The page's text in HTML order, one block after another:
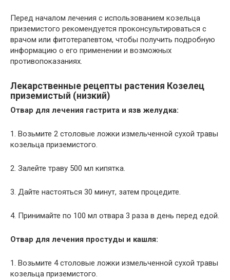
Перед началом лечения с использованием козельца
приземистого рекомендуется проконсультироваться с
врачом или фитотерапевтом, чтобы получить подробную
информацию о его применении и возможных
противопоказаниях.
Лекарственные рецепты растения Козелец
приземистый (низкий)
Отвар для лечения гастрита и язв желудка:
1. Возьмите 2 столовые ложки измельченной сухой травы
козельца приземистого.
2. Залейте траву 500 мл кипятка.
3. Дайте настояться 30 минут, затем процедите.
4. Принимайте по 100 мл отвара 3 раза в день перед едой.
Отвар для лечения простуды и кашля:
1. Возьмите 4 столовые ложки измельченной сухой травы
козельца приземистого.